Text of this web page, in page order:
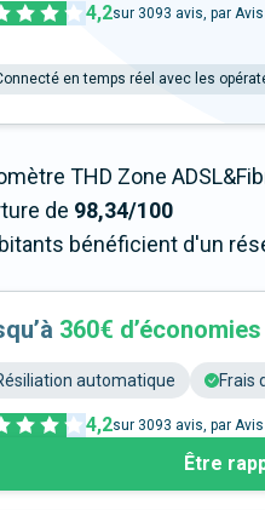
4,2sur 3093 avis, par
en temps réel avec les
THD Zone
de 98,34/100
bénéficient d'un
360€ d’économies
automatique Frais
4,2sur 3093 avis, par
Être